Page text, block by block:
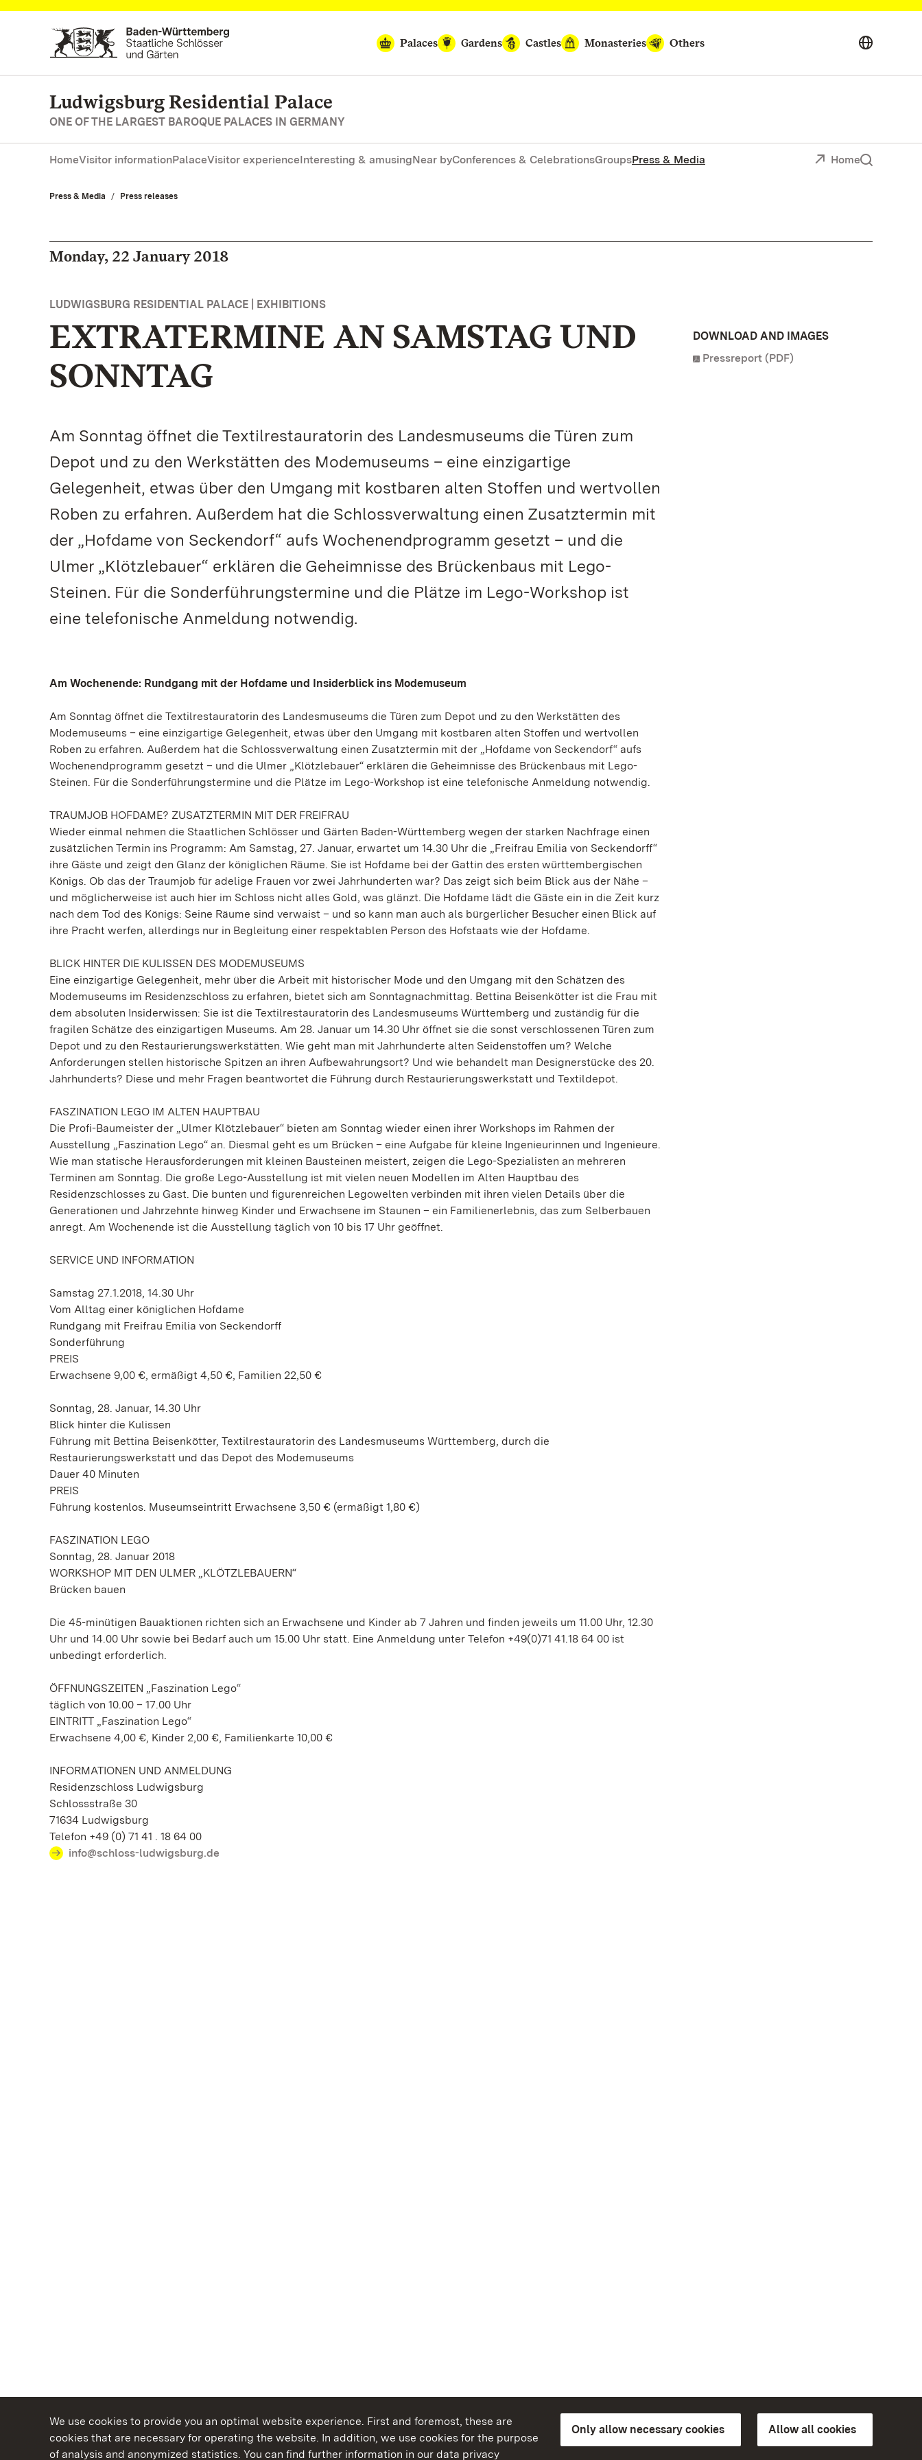
We use cookies to provide you an optimal website experience. First and foremost, these are
cookies that are necessary for operating the website. In addition, we use cookies for the purpose
of analysis and anonymized statistics. You can find further information in our data privacy
Only allow necessary cookies Allow all cookies
Navigate to main page
Palaces
Gardens Castles Monasteries Others
Ludwigsburg Residential Palace
ONE OF THE LARGEST BAROQUE PALACES IN GERMANY
HomeVisitor informationPalaceVisitor experienceInteresting & amusingNear byConferences & CelebrationsGroupsPress & Media Home
Press & Media Press releases
Monday, 22 January 2018
LUDWIGSBURG RESIDENTIAL PALACE | EXHIBITIONS
EXTRATERMINE AN SAMSTAG UND
SONNTAG
Am Sonntag öffnet die Textilrestauratorin des Landesmuseums die Türen zum
Depot und zu den Werkstätten des Modemuseums – eine einzigartige
Gelegenheit, etwas über den Umgang mit kostbaren alten Stoffen und wertvollen
Roben zu erfahren. Außerdem hat die Schlossverwaltung einen Zusatztermin mit
der „Hofdame von Seckendorf“ aufs Wochenendprogramm gesetzt – und die
Ulmer „Klötzlebauer“ erklären die Geheimnisse des Brückenbaus mit Lego-
Steinen. Für die Sonderführungstermine und die Plätze im Lego-Workshop ist
eine telefonische Anmeldung notwendig.
Am Wochenende: Rundgang mit der Hofdame und Insiderblick ins Modemuseum
Am Sonntag öffnet die Textilrestauratorin des Landesmuseums die Türen zum Depot und zu den Werkstätten des
Modemuseums – eine einzigartige Gelegenheit, etwas über den Umgang mit kostbaren alten Stoffen und wertvollen
Roben zu erfahren. Außerdem hat die Schlossverwaltung einen Zusatztermin mit der „Hofdame von Seckendorf“ aufs
Wochenendprogramm gesetzt – und die Ulmer „Klötzlebauer“ erklären die Geheimnisse des Brückenbaus mit Lego-
Steinen. Für die Sonderführungstermine und die Plätze im Lego-Workshop ist eine telefonische Anmeldung notwendig.
TRAUMJOB HOFDAME? ZUSATZTERMIN MIT DER FREIFRAU
Wieder einmal nehmen die Staatlichen Schlösser und Gärten Baden-Württemberg wegen der starken Nachfrage einen
zusätzlichen Termin ins Programm: Am Samstag, 27. Januar, erwartet um 14.30 Uhr die „Freifrau Emilia von Seckendorff“
ihre Gäste und zeigt den Glanz der königlichen Räume. Sie ist Hofdame bei der Gattin des ersten württembergischen
Königs. Ob das der Traumjob für adelige Frauen vor zwei Jahrhunderten war? Das zeigt sich beim Blick aus der Nähe –
und möglicherweise ist auch hier im Schloss nicht alles Gold, was glänzt. Die Hofdame lädt die Gäste ein in die Zeit kurz
nach dem Tod des Königs: Seine Räume sind verwaist – und so kann man auch als bürgerlicher Besucher einen Blick auf
ihre Pracht werfen, allerdings nur in Begleitung einer respektablen Person des Hofstaats wie der Hofdame.
BLICK HINTER DIE KULISSEN DES MODEMUSEUMS
Eine einzigartige Gelegenheit, mehr über die Arbeit mit historischer Mode und den Umgang mit den Schätzen des
Modemuseums im Residenzschloss zu erfahren, bietet sich am Sonntagnachmittag. Bettina Beisenkötter ist die Frau mit
dem absoluten Insiderwissen: Sie ist die Textilrestauratorin des Landesmuseums Württemberg und zuständig für die
fragilen Schätze des einzigartigen Museums. Am 28. Januar um 14.30 Uhr öffnet sie die sonst verschlossenen Türen zum
Depot und zu den Restaurierungswerkstätten. Wie geht man mit Jahrhunderte alten Seidenstoffen um? Welche
Anforderungen stellen historische Spitzen an ihren Aufbewahrungsort? Und wie behandelt man Designerstücke des 20.
Jahrhunderts? Diese und mehr Fragen beantwortet die Führung durch Restaurierungswerkstatt und Textildepot.
FASZINATION LEGO IM ALTEN HAUPTBAU
Die Profi-Baumeister der „Ulmer Klötzlebauer“ bieten am Sonntag wieder einen ihrer Workshops im Rahmen der
Ausstellung „Faszination Lego“ an. Diesmal geht es um Brücken – eine Aufgabe für kleine Ingenieurinnen und Ingenieure.
Wie man statische Herausforderungen mit kleinen Bausteinen meistert, zeigen die Lego-Spezialisten an mehreren
Terminen am Sonntag. Die große Lego-Ausstellung ist mit vielen neuen Modellen im Alten Hauptbau des
Residenzschlosses zu Gast. Die bunten und figurenreichen Legowelten verbinden mit ihren vielen Details über die
Generationen und Jahrzehnte hinweg Kinder und Erwachsene im Staunen – ein Familienerlebnis, das zum Selberbauen
anregt. Am Wochenende ist die Ausstellung täglich von 10 bis 17 Uhr geöffnet.
SERVICE UND INFORMATION
Samstag 27.1.2018, 14.30 Uhr
Vom Alltag einer königlichen Hofdame
Rundgang mit Freifrau Emilia von Seckendorff
Sonderführung
PREIS
Erwachsene 9,00 €, ermäßigt 4,50 €, Familien 22,50 €
Sonntag, 28. Januar, 14.30 Uhr
Blick hinter die Kulissen
Führung mit Bettina Beisenkötter, Textilrestauratorin des Landesmuseums Württemberg, durch die
Restaurierungswerkstatt und das Depot des Modemuseums
Dauer 40 Minuten
PREIS
Führung kostenlos. Museumseintritt Erwachsene 3,50 € (ermäßigt 1,80 €)
FASZINATION LEGO
Sonntag, 28. Januar 2018
WORKSHOP MIT DEN ULMER „KLÖTZLEBAUERN“
Brücken bauen
Die 45-minütigen Bauaktionen richten sich an Erwachsene und Kinder ab 7 Jahren und finden jeweils um 11.00 Uhr, 12.30
Uhr und 14.00 Uhr sowie bei Bedarf auch um 15.00 Uhr statt. Eine Anmeldung unter Telefon +49(0)71 41.18 64 00 ist
unbedingt erforderlich.
ÖFFNUNGSZEITEN „Faszination Lego“
täglich von 10.00 – 17.00 Uhr
EINTRITT „Faszination Lego“
Erwachsene 4,00 €, Kinder 2,00 €, Familienkarte 10,00 €
INFORMATIONEN UND ANMELDUNG
Residenzschloss Ludwigsburg
Schlossstraße 30
71634 Ludwigsburg
Telefon +49 (0) 71 41 . 18 64 00
info@schloss-ludwigsburg.de
DOWNLOAD AND IMAGES
Pressreport (PDF)